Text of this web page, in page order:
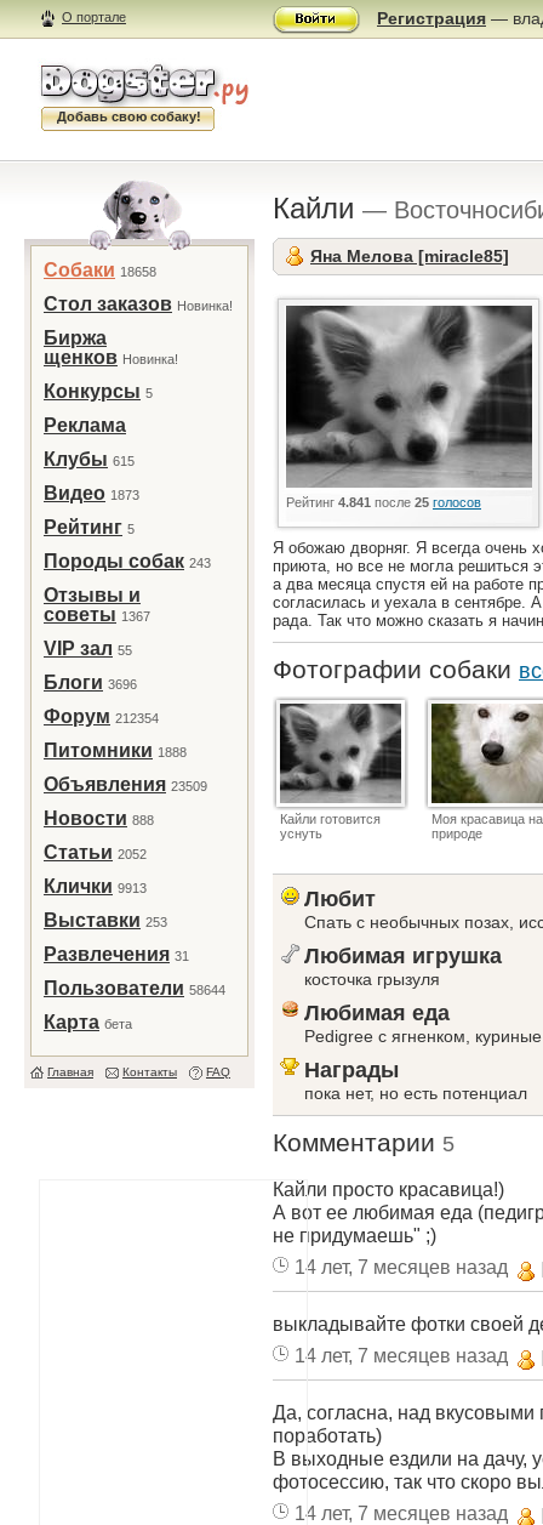
О портале Регистрация —
Добавь свою собаку!
Собаки 18658
Стол заказов Новинка!
Биржа
щенков Новинка!
Конкурсы 5
Реклама
Клубы 615
Видео 1873
Рейтинг 5
Породы собак 243
Отзывы и
советы 1367
VIP зал 55
Блоги 3696
Форум 212354
Питомники 1888
Объявления 23509
Новости 888
Статьи 2052
Клички 9913
Выставки 253
Развлечения 31
Пользователи 58644
Карта бета
Главная Контакты FAQ
Кайли —
Яна Мелова [miracle85]
Рейтинг 4.841 после 25 голосов
Я обожаю дворняг. Я всегда очень
приюта, но все не могла решиться
а два месяца спустя ей на работе
согласилась и уехала в сентябре.
рада. Так что можно сказать я
Фотографии собаки
Кайли готовится
уснуть
Моя красавица на
природе
Любит
Спать с необычных позах,
Любимая игрушка
косточка грызуля
Любимая еда
Pedigree с ягненком, куриные
Награды
пока нет, но есть потенциал
Комментарии 5
Кайли просто красавица!)
А вот ее любимая еда
не придумаешь" ;)
14 лет, 7 месяцев назад
выкладывайте фотки своей
14 лет, 7 месяцев назад
Да, согласна, над
поработать)
В выходные ездили на дачу,
фотосессию, так что скоро
14 лет, 7 месяцев назад